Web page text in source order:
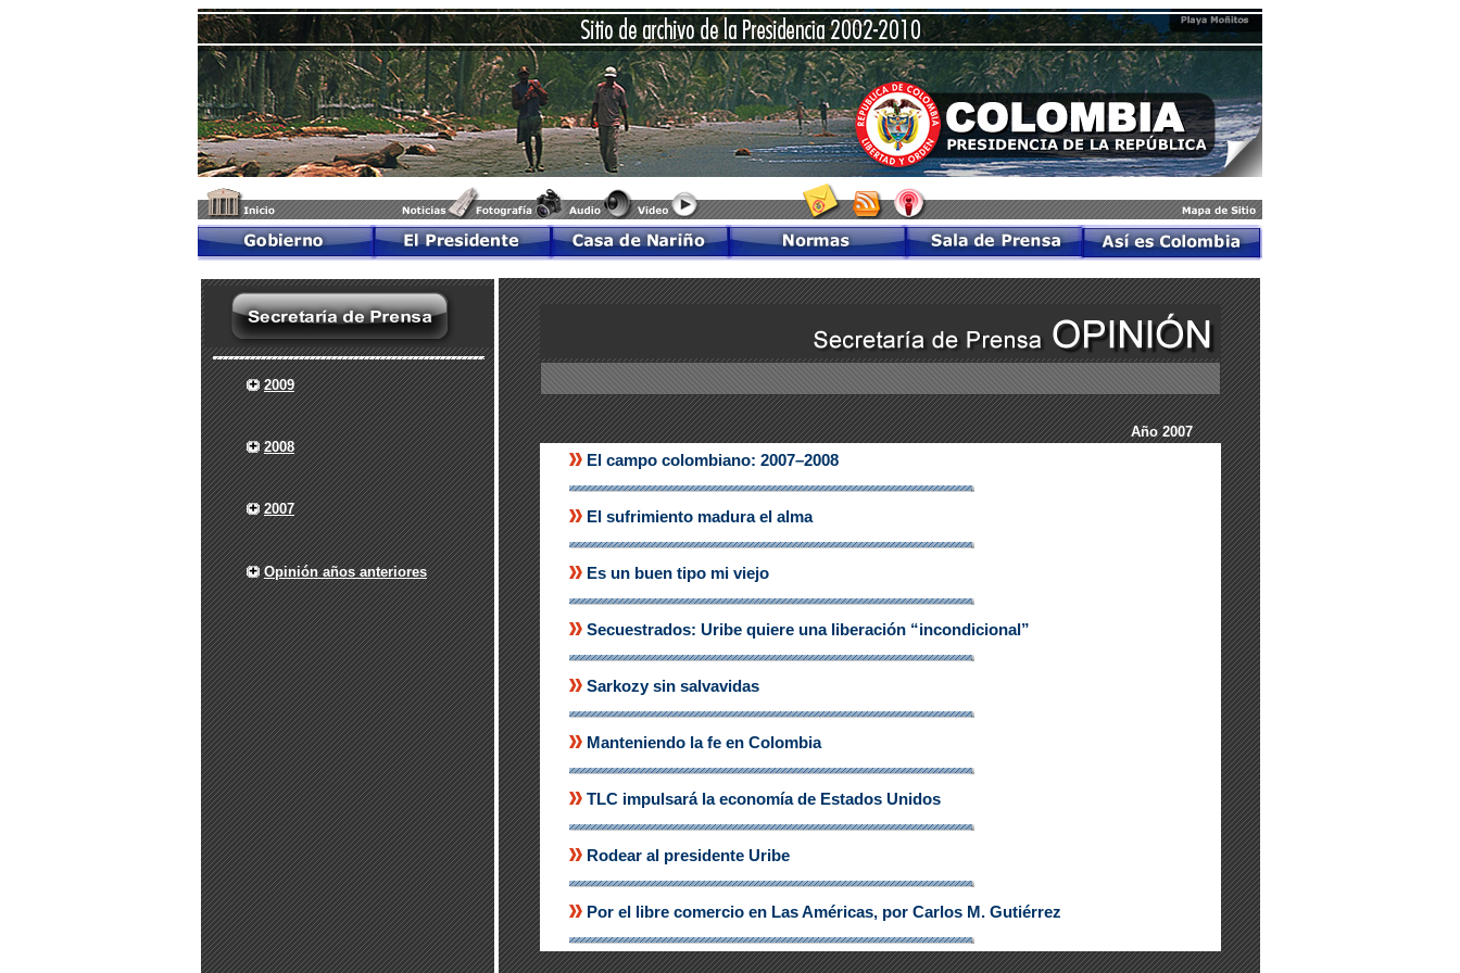
2009
2008
2007
Opinión años anteriores
Año 2007
El campo colombiano: 2007–2008
El sufrimiento madura el alma
Es un buen tipo mi viejo
Secuestrados: Uribe quiere una liberación “incondicional”
Sarkozy sin salvavidas
Manteniendo la fe en Colombia
TLC impulsará la economía de Estados Unidos
Rodear al presidente Uribe
Por el libre comercio en Las Américas, por Carlos M. Gutiérrez